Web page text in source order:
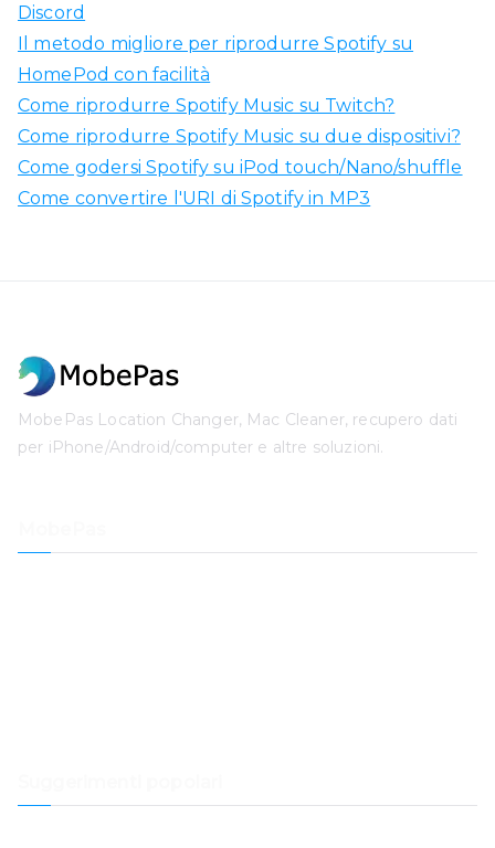
Discord
Il metodo migliore per riprodurre Spotify su
HomePod con facilità
Come riprodurre Spotify Music su Twitch?
Come riprodurre Spotify Music su due dispositivi?
Come godersi Spotify su iPod touch/Nano/shuffle
Come convertire l'URI di Spotify in MP3
MobePas Location Changer, Mac Cleaner, recupero dati
per iPhone/Android/computer e altre soluzioni.